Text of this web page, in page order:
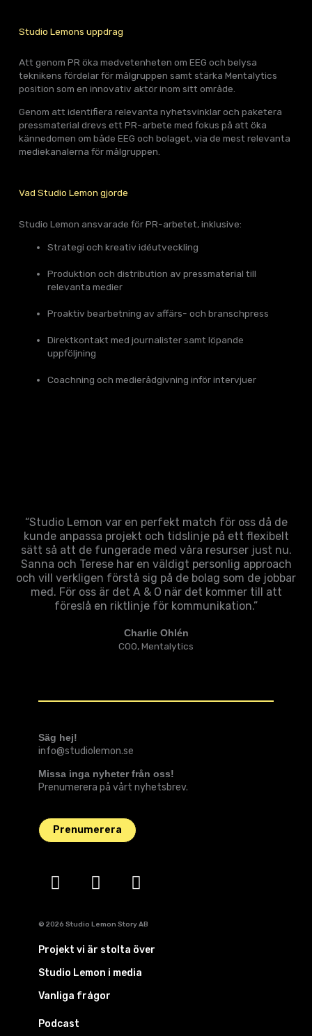
Studio Lemons uppdrag
Att genom PR öka medvetenheten om EEG och belysa
teknikens fördelar för målgruppen samt stärka Mentalytics
position som en innovativ aktör inom sitt område.
Genom att identifiera relevanta nyhetsvinklar och paketera
pressmaterial drevs ett PR-arbete med fokus på att öka
kännedomen om både EEG och bolaget, via de mest relevanta
mediekanalerna för målgruppen.
Vad Studio Lemon gjorde
Studio Lemon ansvarade för PR-arbetet, inklusive:
Strategi och kreativ idéutveckling
Produktion och distribution av pressmaterial till
relevanta medier
Proaktiv bearbetning av affärs- och branschpress
Direktkontakt med journalister samt löpande
uppföljning
Coachning och medierådgivning inför intervjuer
“Studio Lemon var en perfekt match för oss då de
kunde anpassa projekt och tidslinje på ett flexibelt
sätt så att de fungerade med våra resurser just nu.
Sanna och Terese har en väldigt personlig approach
och vill verkligen förstå sig på de bolag som de jobbar
med. För oss är det A & O när det kommer till att
föreslå en riktlinje för kommunikation.”
Charlie Ohlén
COO, Mentalytics
Säg hej!
info@studiolemon.se
Missa inga nyheter från oss!
Prenumerera på vårt nyhetsbrev.
Prenumerera
n
t
g
r
a
m
i
d
i
p
t
f
y
© 2026 Studio Lemon Story AB
Projekt vi är stolta över
Studio Lemon i media
Vanliga frågor
Podcast